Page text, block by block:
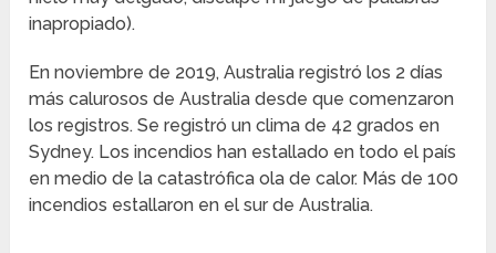
inapropiado).
En noviembre de 2019, Australia registró los 2 días
más calurosos de Australia desde que comenzaron
los registros. Se registró un clima de 42 grados en
Sydney. Los incendios han estallado en todo el país
en medio de la catastrófica ola de calor. Más de 100
incendios estallaron en el sur de Australia.